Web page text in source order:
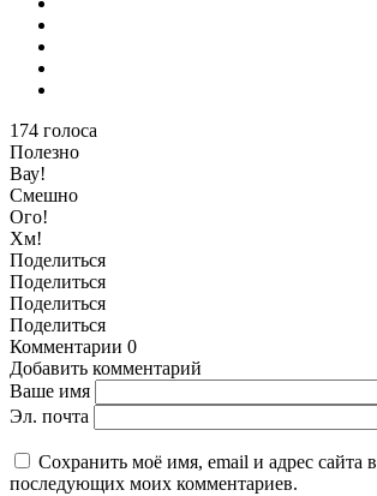
174 голоса
Полезно
Вау!
Смешно
Ого!
Хм!
Поделиться
Поделиться
Поделиться
Поделиться
Комментарии 0
Добавить комментарий
Ваше имя
Эл. почта
Сохранить моё имя, email и адрес сайта
последующих моих комментариев.